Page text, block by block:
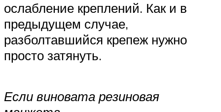
ослабление креплений. Как и в
предыдущем случае,
разболтавшийся крепеж нужно
просто затянуть.
Если виновата резиновая